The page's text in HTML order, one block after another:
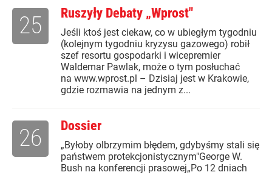
Ruszyły Debaty „Wprost"
Jeśli ktoś jest ciekaw, co w ubiegłym tygodniu
(kolejnym tygodniu kryzysu gazowego) robił
szef resortu gospodarki i wicepremier
Waldemar Pawlak, może o tym posłuchać
na www.wprost.pl – Dzisiaj jest w Krakowie,
gdzie rozmawia na jednym z...
25
Dossier
„Byłoby olbrzymim błędem, gdybyśmy stali się
państwem protekcjonistycznym"George W.
Bush na konferencji prasowej„Po 12 dniach
26